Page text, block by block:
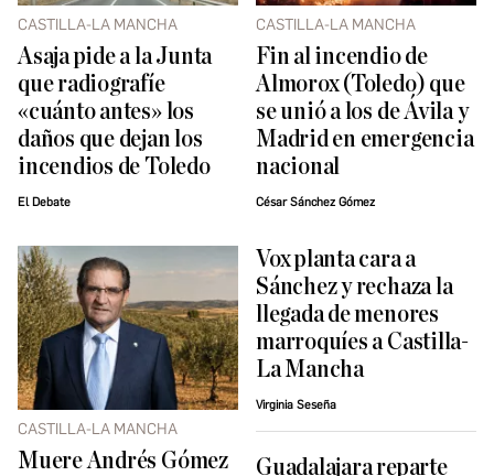
CASTILLA-LA MANCHA
Asaja pide a la Junta
que radiografíe
«cuánto antes» los
daños que dejan los
incendios de Toledo
El Debate
CASTILLA-LA MANCHA
Fin al incendio de
Almorox (Toledo) que
se unió a los de Ávila y
Madrid en emergencia
nacional
César Sánchez Gómez
CASTILLA-LA MANCHA
Muere Andrés Gómez
Vox planta cara a
Sánchez y rechaza la
llegada de menores
marroquíes a Castilla-
La Mancha
Virginia Seseña
Guadalajara reparte